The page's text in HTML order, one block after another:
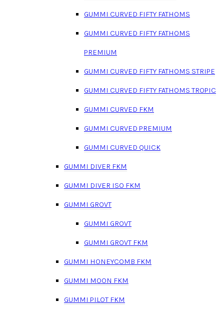
GUMMI CURVED FIFTY FATHOMS
GUMMI CURVED FIFTY FATHOMS
PREMIUM
GUMMI CURVED FIFTY FATHOMS STRIPE
GUMMI CURVED FIFTY FATHOMS TROPIC
GUMMI CURVED FKM
GUMMI CURVED PREMIUM
GUMMI CURVED QUICK
GUMMI DIVER FKM
GUMMI DIVER ISO FKM
GUMMI GROVT
GUMMI GROVT
GUMMI GROVT FKM
GUMMI HONEYCOMB FKM
GUMMI MOON FKM
GUMMI PILOT FKM